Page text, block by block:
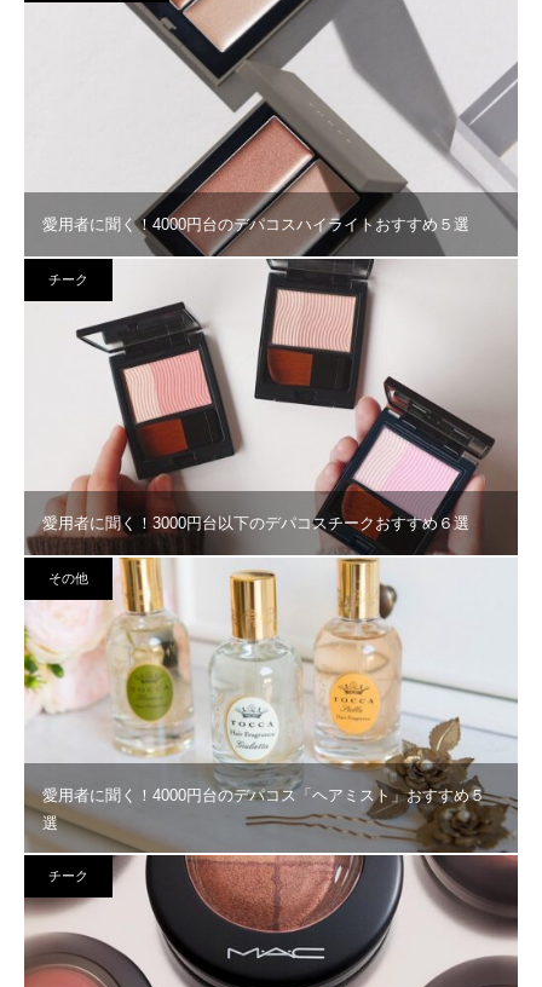
愛用者に聞く！4000円台のデパコスハイライトおすすめ５選
チーク
愛用者に聞く！3000円台以下のデパコスチークおすすめ６選
その他
愛用者に聞く！4000円台のデパコス「ヘアミスト」おすすめ５
選
チーク